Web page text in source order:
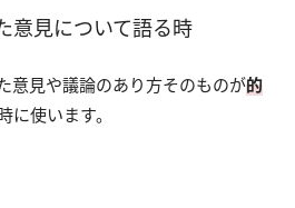
意見について語る時
意見や議論のあり方そのものが的
に使います。